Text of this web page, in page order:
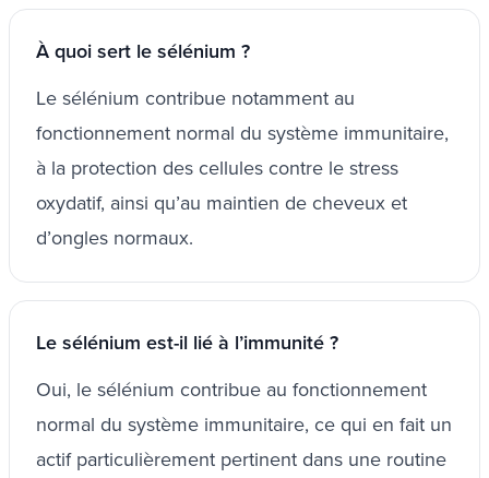
À quoi sert le sélénium ?
Le sélénium contribue notamment au
fonctionnement normal du système immunitaire,
à la protection des cellules contre le stress
oxydatif, ainsi qu’au maintien de cheveux et
d’ongles normaux.
Le sélénium est-il lié à l’immunité ?
Oui, le sélénium contribue au fonctionnement
normal du système immunitaire, ce qui en fait un
actif particulièrement pertinent dans une routine